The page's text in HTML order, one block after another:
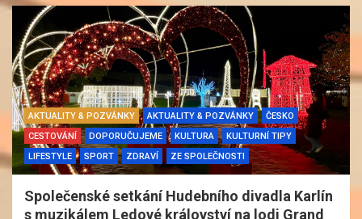
AKTUALITY & POZVÁNKY AKTUALITY & POZVÁNKY
ČESKO
CESTOVÁNÍ
DOPORUČUJEME KULTURA
KULTURNÍ TIPY
LIFESTYLE
SPORT ZDRAVÍ ZE SPOLEČNOSTI
Společenské setkání Hudebního divadla Karlín
s muzikálem Ledové království na lodi Grand